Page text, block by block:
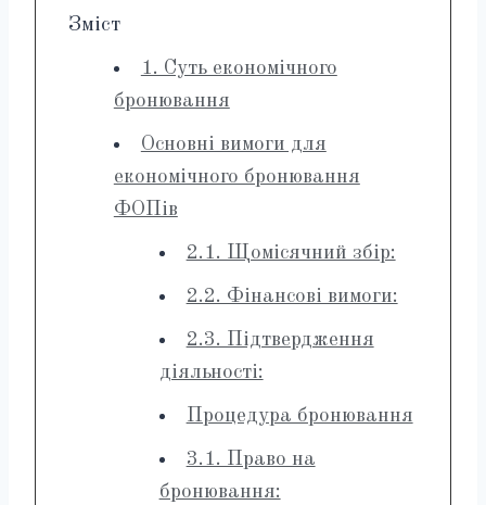
Зміст
1. Суть економічного
бронювання
Основні вимоги для
економічного бронювання
ФОПів
2.1. Щомісячний збір:
2.2. Фінансові вимоги:
2.3. Підтвердження
діяльності:
Процедура бронювання
3.1. Право на
бронювання: